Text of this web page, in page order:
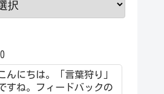
んにちは。「言葉狩り」
すね。フィードバックの